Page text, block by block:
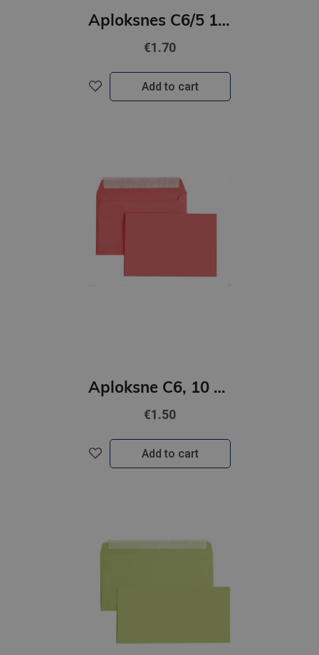
Aploksnes C6/5 10gab violeta
€1.70
Add to cart
Aploksne C6, 10 gab.| sarkana
€1.50
Add to cart